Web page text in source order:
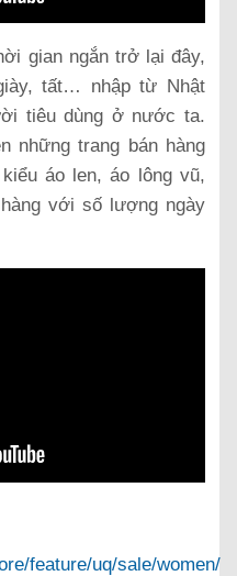
gian ngắn trở lại đây,
tất… nhập từ Nhật
tiêu dùng ở nước ta.
những trang bán hàng
áo len, áo lông vũ,
với số lượng ngày
feature/uq/sale/women/